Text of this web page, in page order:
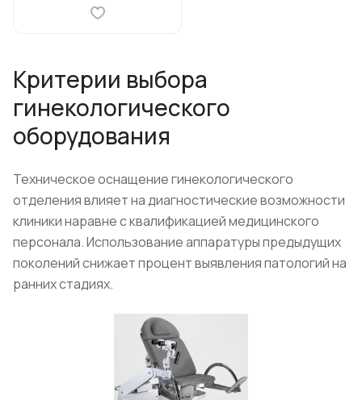
Критерии выбора
гинекологического
оборудования
Техническое оснащение гинекологического
отделения влияет на диагностические возможности
клиники наравне с квалификацией медицинского
персонала. Использование аппаратуры предыдущих
поколений снижает процент выявления патологий на
ранних стадиях.